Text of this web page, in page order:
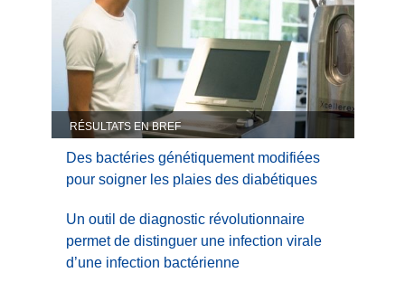
RÉSULTATS EN BREF
Des bactéries génétiquement modifiées
pour soigner les plaies des diabétiques
Un outil de diagnostic révolutionnaire
permet de distinguer une infection virale
d’une infection bactérienne